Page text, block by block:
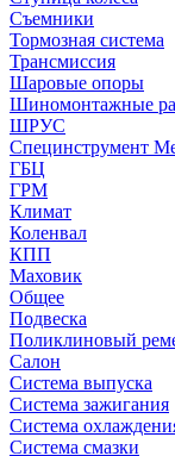
Съемники
Тормозная система
Трансмиссия
Шаровые опоры
Шиномонтажные
ШРУС
Специнструмент
ГБЦ
ГРМ
Климат
Коленвал
КПП
Маховик
Общее
Подвеска
Поликлиновый
Салон
Система выпуска
Система зажигания
Система
Система смазки